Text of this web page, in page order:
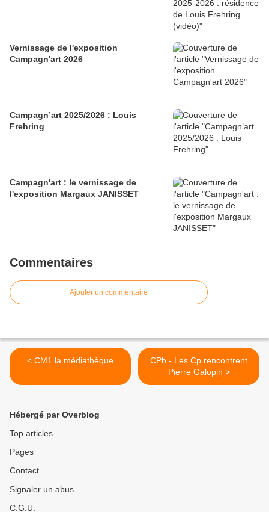
Vernissage de l'exposition
Campagn'art 2026
Campagn’art 2025/2026 : Louis
Frehring
Campagn'art : le vernissage de
l'exposition Margaux JANISSET
Commentaires
Ajouter un commentaire
< CM1 la médiathèque
CPb - Les Cp rencontrent
Pierre Galopin >
Hébergé par Overblog
Top articles
Pages
Contact
Signaler un abus
C.G.U.